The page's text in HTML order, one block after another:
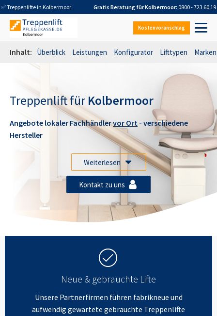
✅ Treppenlifte in Kolbermoor Gratis Beratung fürKolbermoor: 0800 - 723 60 19
Kostenvoranschlag
Inhalt: Überblick Leistungen Konfigurator Lifttypen Marken
Treppenlift für Kolbermoor
Angebote lokaler Fachhändlervor Ort - verschiedene
Hersteller
Weiterlesen
Kontakt zu uns
Neue & gebrauchte Lifte
Unsere Partnerfirmen führen fabrikneue und
aufwendig gewartete gebrauchte Treppenlifte